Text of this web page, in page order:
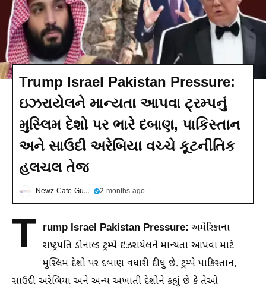
Trump Israel Pakistan Pressure:
ઇઝરાયેલને માન્યતા આપવા ટ્રમ્પનું
મુસ્લિમ દેશો પર ભારે દબાણ, પાકિસ્તાન
અને સાઉદી અરેબિયા વચ્ચે કૂટનીતિક
હલચલ તેજ
Newz Cafe Gujarati 2 months ago
T rump Israel Pakistan Pressure: અમેરિકાના
રાષ્ટ્રપતિ ડોનાલ્ડ ટ્રમ્પે ઇઝરાયેલને માન્યતા આપવા માટે
મુસ્લિમ દેશો પર દબાણ વધારી દીધું છે. ટ્રમ્પે પાકિસ્તાન,
સાઉદી અરેબિયા અને અન્ય અખાતી દેશોને કહ્યું છે કે તેઓ